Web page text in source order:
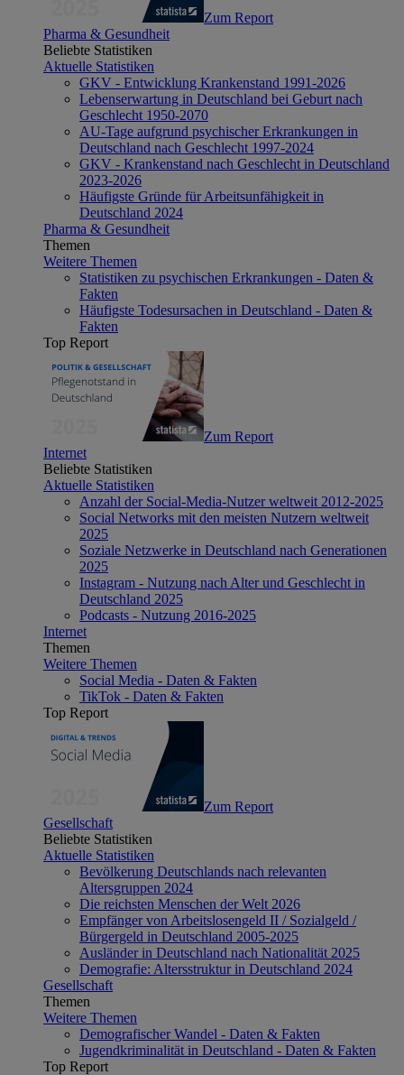
Zum Report
Pharma & Gesundheit
Beliebte Statistiken
Aktuelle Statistiken
GKV - Entwicklung Krankenstand 1991-2026
Lebenserwartung in Deutschland bei Geburt nach
Geschlecht 1950-2070
AU-Tage aufgrund psychischer Erkrankungen in
Deutschland nach Geschlecht 1997-2024
GKV - Krankenstand nach Geschlecht in Deutschland
2023-2026
Häufigste Gründe für Arbeitsunfähigkeit in
Deutschland 2024
Pharma & Gesundheit
Themen
Weitere Themen
Statistiken zu psychischen Erkrankungen - Daten &
Fakten
Häufigste Todesursachen in Deutschland - Daten &
Fakten
Top Report
Zum Report
Internet
Beliebte Statistiken
Aktuelle Statistiken
Anzahl der Social-Media-Nutzer weltweit 2012-2025
Social Networks mit den meisten Nutzern weltweit
2025
Soziale Netzwerke in Deutschland nach Generationen
2025
Instagram - Nutzung nach Alter und Geschlecht in
Deutschland 2025
Podcasts - Nutzung 2016-2025
Internet
Themen
Weitere Themen
Social Media - Daten & Fakten
TikTok - Daten & Fakten
Top Report
Zum Report
Gesellschaft
Beliebte Statistiken
Aktuelle Statistiken
Bevölkerung Deutschlands nach relevanten
Altersgruppen 2024
Die reichsten Menschen der Welt 2026
Empfänger von Arbeitslosengeld II / Sozialgeld /
Bürgergeld in Deutschland 2005-2025
Ausländer in Deutschland nach Nationalität 2025
Demografie: Altersstruktur in Deutschland 2024
Gesellschaft
Themen
Weitere Themen
Demografischer Wandel - Daten & Fakten
Jugendkriminalität in Deutschland - Daten & Fakten
Top Report